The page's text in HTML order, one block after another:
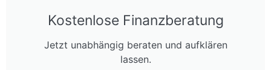
Kostenlose Finanzberatung
Jetzt unabhängig beraten und aufklären
lassen.